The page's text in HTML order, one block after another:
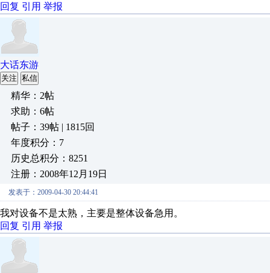
回复 引用 举报
大话东游
关注 私信
精华：2帖
求助：6帖
帖子：39帖 | 1815回
年度积分：7
历史总积分：8251
注册：2008年12月19日
发表于：2009-04-30 20:44:41
我对设备不是太熟，主要是整体设备急用。
回复 引用 举报